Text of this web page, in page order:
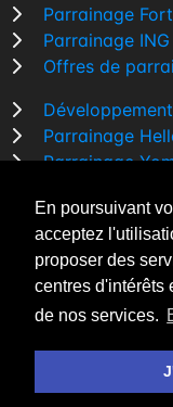
En poursuivant
acceptez
proposer des
centres d'intérêts
de nos services.
Parrainage
Parrainage ING
Offres de
Parrainage
Parrainage
Comparatif
By Night v5.7.3